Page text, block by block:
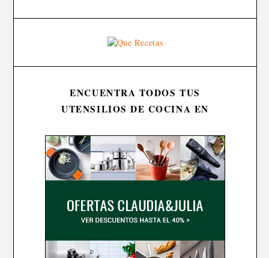
ENCUENTRA TODOS TUS
UTENSILIOS DE COCINA EN